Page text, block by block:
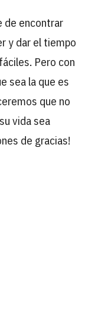
de encontrar
y dar el tiempo
Pero con
sea la que es
que no
vida sea
de gracias!